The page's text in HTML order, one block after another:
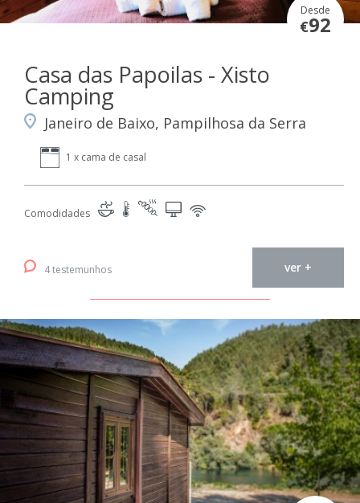
Desde
€92
Casa das Papoilas - Xisto
Camping
Janeiro de Baixo, Pampilhosa da Serra
1 x cama de casal
Comodidades
4 testemunhos ver +